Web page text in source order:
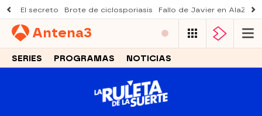
El secreto Brote de ciclosporiasis Fallo de Javier en AlaZ
Antena3
SERIES PROGRAMAS NOTICIAS